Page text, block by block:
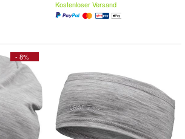
Kostenloser Versand
- 8%